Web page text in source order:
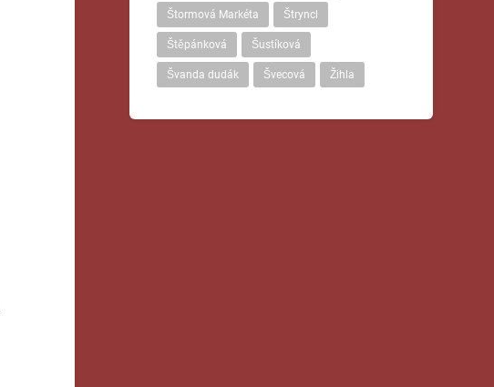
Štormová Markéta Štryncl
Štěpánková Šustíková
Švanda dudák Švecová Žihla